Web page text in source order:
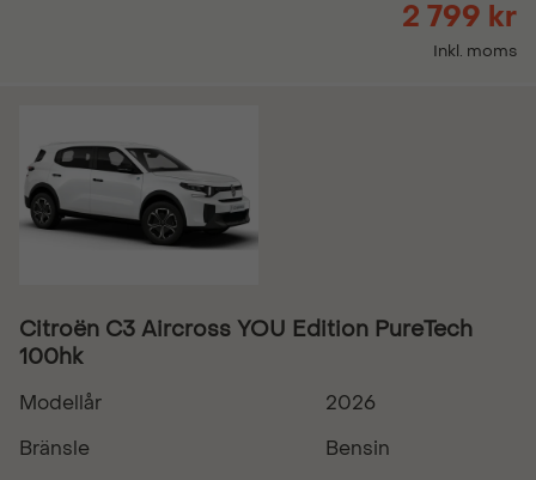
2 799 kr
Inkl. moms
Citroën C3 Aircross YOU Edition PureTech
100hk
Modellår
2026
Bränsle
Bensin